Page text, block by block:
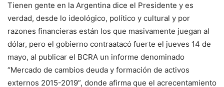
Tienen gente en la Argentina dice el Presidente y es
verdad, desde lo ideológico, político y cultural y por
razones financieras están los que masivamente juegan al
dólar, pero el gobierno contraatacó fuerte el jueves 14 de
mayo, al publicar el BCRA un informe denominado
“Mercado de cambios deuda y formación de activos
externos 2015-2019”, donde afirma que el acrecentamiento